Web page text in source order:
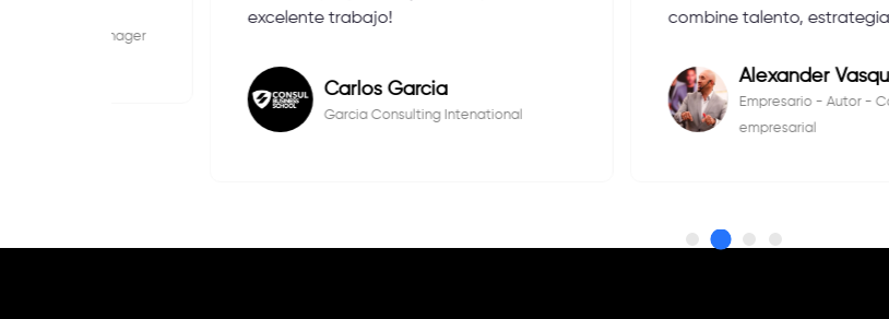
excelente trabajo!
Carlos Garcia
Garcia Consulting Intenational
combine talento, estrategia y pasión.
Alexander Vasquez
Empresario - Autor - Consultor
empresarial